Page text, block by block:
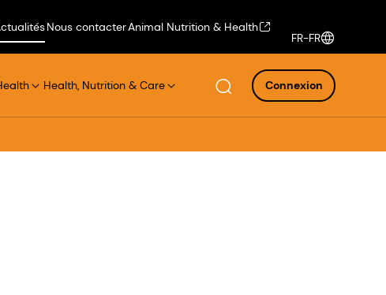
Nous contacterAnimal Nutrition & Health
FR-FR
Health, Nutrition & Care Connexion